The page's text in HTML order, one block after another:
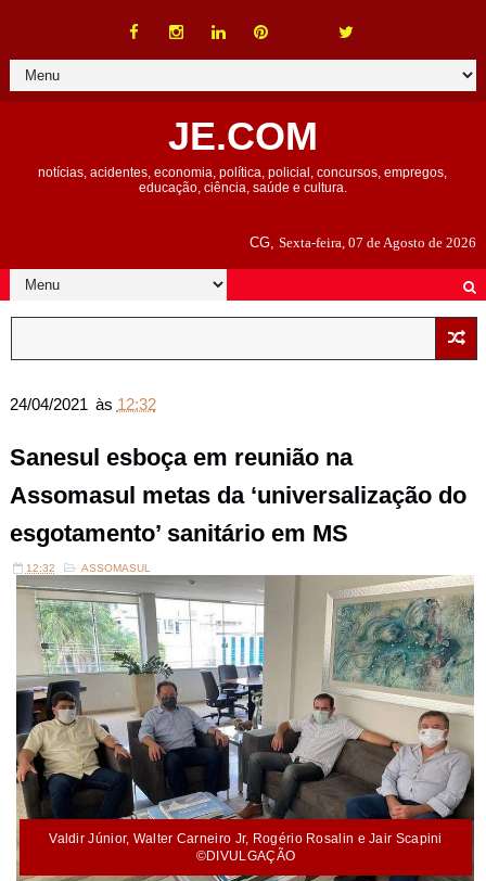
JE.COM
notícias, acidentes, economia, política, policial, concursos, empregos,
educação, ciência, saúde e cultura.
CG,Sexta-feira, 07 de Agosto de 2026
24/04/2021 às 12:32
Sanesul esboça em reunião na
Assomasul metas da ‘universalização do
esgotamento’ sanitário em MS
12:32 ASSOMASUL
Valdir Júnior, Walter Carneiro Jr, Rogério Rosalin e Jair Scapini
©DIVULGAÇÃO